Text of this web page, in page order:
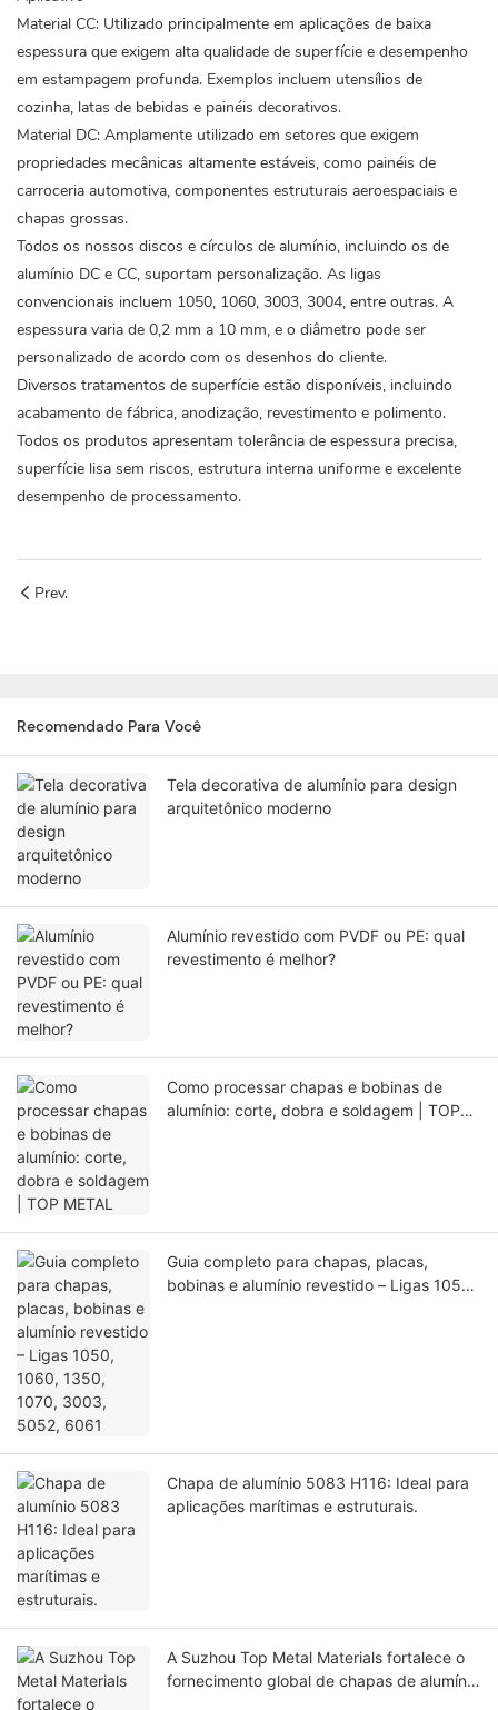
Material CC: Utilizado principalmente em aplicações de baixa
espessura que exigem alta qualidade de superfície e desempenho
em estampagem profunda. Exemplos incluem utensílios de
cozinha, latas de bebidas e painéis decorativos.
Material DC: Amplamente utilizado em setores que exigem
propriedades mecânicas altamente estáveis, como painéis de
carroceria automotiva, componentes estruturais aeroespaciais e
chapas grossas.
Todos os nossos discos e círculos de alumínio, incluindo os de
alumínio DC e CC, suportam personalização. As ligas
convencionais incluem 1050, 1060, 3003, 3004, entre outras. A
espessura varia de 0,2 mm a 10 mm, e o diâmetro pode ser
personalizado de acordo com os desenhos do cliente.
Diversos tratamentos de superfície estão disponíveis, incluindo
acabamento de fábrica, anodização, revestimento e polimento.
Todos os produtos apresentam tolerância de espessura precisa,
superfície lisa sem riscos, estrutura interna uniforme e excelente
desempenho de processamento.
Prev.
Recomendado Para Você
Tela decorativa de alumínio para design
arquitetônico moderno
Alumínio revestido com PVDF ou PE: qual
revestimento é melhor?
Como processar chapas e bobinas de
alumínio: corte, dobra e soldagem | TOP
Guia completo para chapas, placas,
bobinas e alumínio revestido – Ligas 1050,
Chapa de alumínio 5083 H116: Ideal para
aplicações marítimas e estruturais.
A Suzhou Top Metal Materials fortalece o
fornecimento global de chapas de alumínio